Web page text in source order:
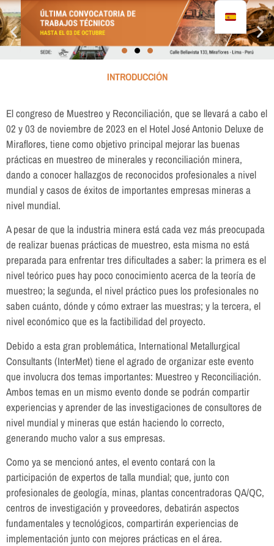
INTRODUCCIÓN
El congreso de Muestreo y Reconciliación, que se llevará a cabo el
02 y 03 de noviembre de 2023 en el Hotel José Antonio Deluxe de
Miraflores, tiene como objetivo principal mejorar las buenas
prácticas en muestreo de minerales y reconciliación minera,
dando a conocer hallazgos de reconocidos profesionales a nivel
mundial y casos de éxitos de importantes empresas mineras a
nivel mundial.
A pesar de que la industria minera está cada vez más preocupada
de realizar buenas prácticas de muestreo, esta misma no está
preparada para enfrentar tres dificultades a saber: la primera es el
nivel teórico pues hay poco conocimiento acerca de la teoría de
muestreo; la segunda, el nivel práctico pues los profesionales no
saben cuánto, dónde y cómo extraer las muestras; y la tercera, el
nivel económico que es la factibilidad del proyecto.
Debido a esta gran problemática, International Metallurgical
Consultants (InterMet) tiene el agrado de organizar este evento
que involucra dos temas importantes: Muestreo y Reconciliación.
Ambos temas en un mismo evento donde se podrán compartir
experiencias y aprender de las investigaciones de consultores de
nivel mundial y mineras que están haciendo lo correcto,
generando mucho valor a sus empresas.
Como ya se mencionó antes, el evento contará con la
participación de expertos de talla mundial; que, junto con
profesionales de geología, minas, plantas concentradoras QA/QC,
centros de investigación y proveedores, debatirán aspectos
fundamentales y tecnológicos, compartirán experiencias de
implementación junto con mejores prácticas en el área.